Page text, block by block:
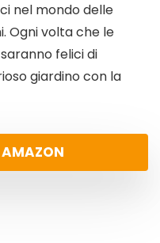
nel mondo delle
Ogni volta che le
felici di
giardino con la